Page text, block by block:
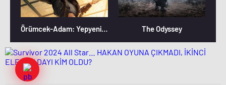
Örümcek-Adam: Yepyeni Bir Gün The Odyssey